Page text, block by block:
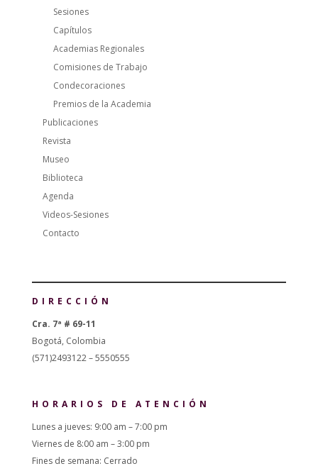
Sesiones
Capítulos
Academias Regionales
Comisiones de Trabajo
Condecoraciones
Premios de la Academia
Publicaciones
Revista
Museo
Biblioteca
Agenda
Videos-Sesiones
Contacto
DIRECCIÓN
Cra. 7ª # 69-11
Bogotá, Colombia
(571)2493122 – 5550555
HORARIOS DE ATENCIÓN
Lunes a jueves: 9:00 am – 7:00 pm
Viernes de 8:00 am – 3:00 pm
Fines de semana: Cerrado